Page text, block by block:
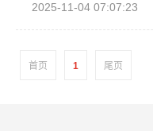
2025-11-04 07:07:23
首页 1 尾页